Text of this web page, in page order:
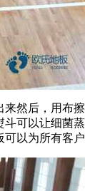
后，用布
可以让细菌
以为所有客